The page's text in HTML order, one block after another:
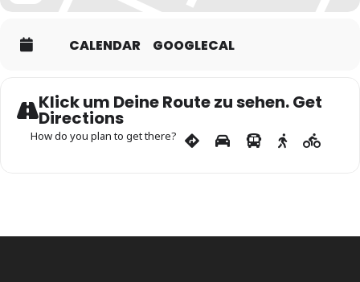
CALENDAR GOOGLECAL
Klick um Deine Route zu sehen. Get
Directions
How do you plan to get there?